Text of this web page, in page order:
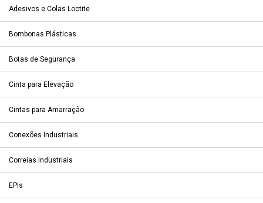
Adesivos e Colas Loctite
Bombonas Plásticas
Botas de Segurança
Cinta para Elevação
Cintas para Amarração
Conexões Industriais
Correias Industriais
EPIs